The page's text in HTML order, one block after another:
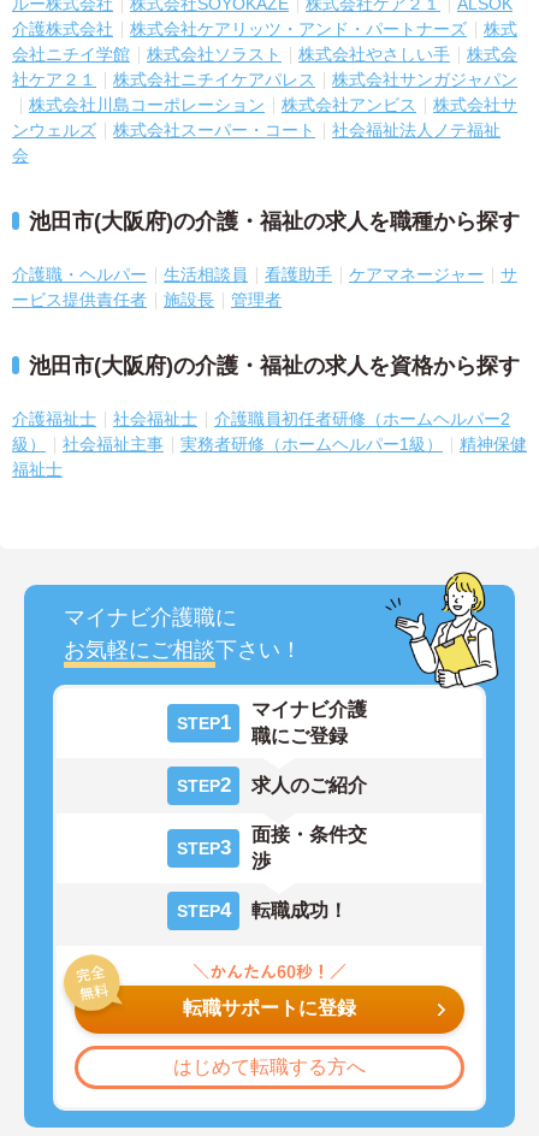
ルー株式会社
株式会社SOYOKAZE 株式会社ケア２１
ALSOK
介護株式会社
株式会社ケアリッツ・アンド・パートナーズ
株式
会社ニチイ学館
株式会社ソラスト 株式会社やさしい手
株式会
社ケア２１
株式会社ニチイケアパレス
株式会社サンガジャパン
株式会社川島コーポレーション
株式会社アンビス
株式会社サ
ンウェルズ
株式会社スーパー・コート
社会福祉法人ノテ福祉
会
池田市(大阪府)の介護・福祉の求人を職種から探す
介護職・ヘルパー 生活相談員 看護助手 ケアマネージャー
サ
ービス提供責任者
施設長 管理者
池田市(大阪府)の介護・福祉の求人を資格から探す
介護福祉士 社会福祉士
介護職員初任者研修（ホームヘルパー2
級）
社会福祉主事 実務者研修（ホームヘルパー1級）
精神保健
福祉士
マイナビ介護職に
お気軽にご相談下さい！
STEP1
マイナビ介護
職にご登録
STEP2 求人のご紹介
STEP3
面接・条件交
渉
STEP4 転職成功！
転職サポートに登録
はじめて転職する方へ